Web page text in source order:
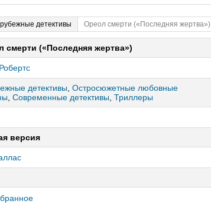
детективы Ореол смерти («Последняя жертва»)
смерти («Последняя жертва»)
детективы Остросюжетные любовные
Современные детективы Триллеры
версия